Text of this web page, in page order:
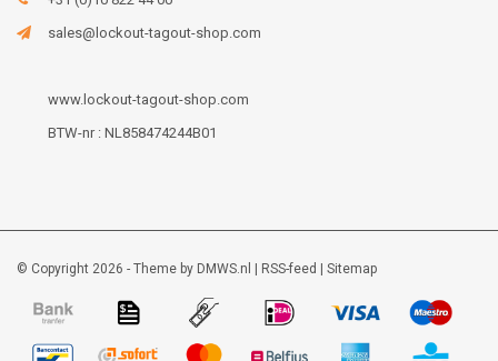
sales@lockout-tagout-shop.com
www.lockout-tagout-shop.com
BTW-nr : NL858474244B01
© Copyright 2026 - Theme by DMWS.nl RSS-feed Sitemap